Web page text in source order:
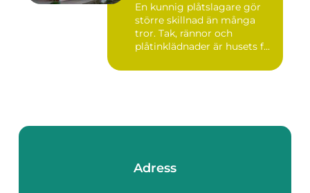
En kunnig plåtslagare gör
större skillnad än många
tror. Tak, rännor och
plåtinklädnader är husets f...
Adress